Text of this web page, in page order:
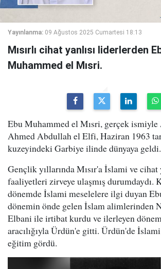
Yayınlanma: 09 Ağustos 2025 Cumartesi 18:13
Mısırlı cihat yanlısı liderlerden
Muhammed el Mısri.
Ebu Muhammed el Mısri, gerçek
Ahmed Abdullah el Elfi, Haziran 1963
kuzeyindeki Garbiye ilinde dünyaya geldi.
Gençlik yıllarında Mısır'a İslami ve cihat
faaliyetleri zirveye ulaşmış durumdaydı.
dönemde İslami meselelere ilgi duyan
dönemin önde gelen İslam alimlerinden
Elbani ile irtibat kurdu ve ilerleyen
aracılığıyla Ürdün'e gitti. Ürdün'de
eğitim gördü.